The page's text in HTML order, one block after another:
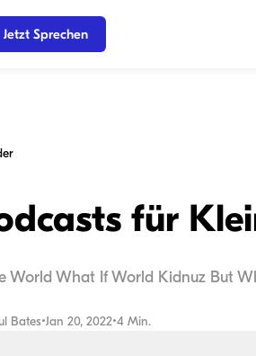
Jetzt Sprechen
für
World What If World Kidnuz But
Bates•Jan 20, 2022•4 Min.